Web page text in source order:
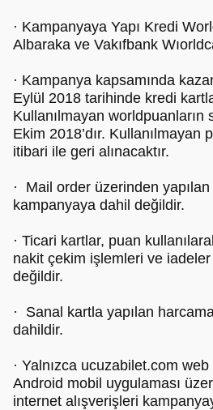
· Kampanyaya Yapı Kredi
Albaraka ve Vakıfbank
· Kampanya kapsamında
Eylül 2018 tarihinde kredi
Kullanılmayan
Ekim 2018’dır. Kullanılmayan
itibari ile geri alınacaktır.
· Mail order üzerinden
kampanyaya dahil değildir.
· Ticari kartlar, puan
nakit çekim işlemleri ve
değildir.
· Sanal kartla yapılan
dahildir.
· Yalnızca ucuzabilet.com
Android mobil uygulaması
internet alışverişleri